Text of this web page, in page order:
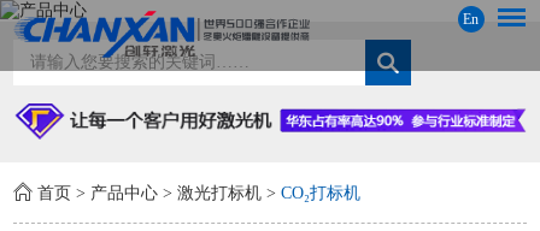
En
首页 > 产品中心 >激光打标机 >CO₂打标机